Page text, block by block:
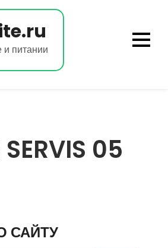
и питании
05
САЙТУ